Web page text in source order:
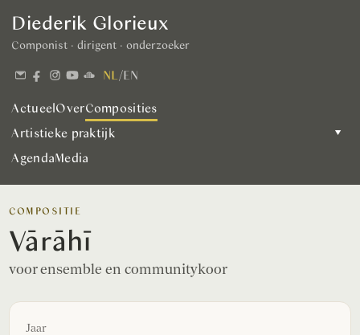
Diederik Glorieux
Componist · dirigent · onderzoeker
NL /EN
Actueel OverComposities
Artistieke praktijk
▾
AgendaMedia
COMPOSITIE
Vārāhī
voor ensemble en communitykoor
Jaar